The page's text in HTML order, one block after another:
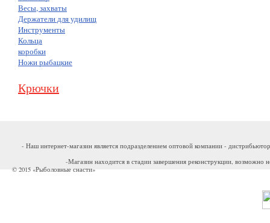
Весы, захваты
Держатели для удилищ
Инструменты
Кольца
коробки
Ножи рыбацкие
Крючки
- Наш интернет-магазин является подразделением оптовой компании -
-Магазин находится в стадии завершения реконструкции, возможно
© 2015 «Рыболовные снасти»